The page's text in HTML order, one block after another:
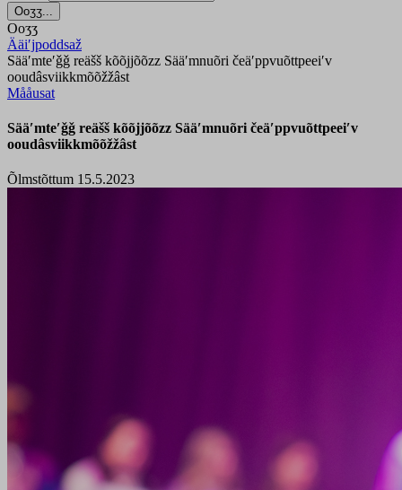
Ooʒʒ...
Ooʒʒ
Ääiʹjpoddsaž
Sääʹmteʹǧǧ reäšš kõõjjõõzz Sääʹmnuõri čeäʹppvuõttpeeiʹv
ooudâsviikkmõõžžâst
Mååusat
Sääʹmteʹǧǧ reäšš kõõjjõõzz Sääʹmnuõri čeäʹppvuõttpeeiʹv
ooudâsviikkmõõžžâst
Õlmstõttum 15.5.2023